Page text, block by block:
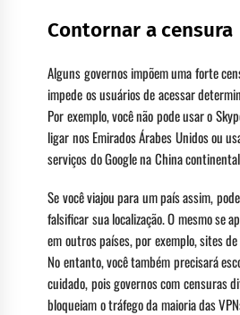
Contornar a censura
Alguns governos impõem uma forte
impede os usuários de acessar
Por exemplo, você não pode usar o
ligar nos Emirados Árabes Unidos ou
serviços do Google na China
Se você viajou para um país assim,
falsificar sua localização. O mesmo se
em outros países, por exemplo, sites
No entanto, você também precisará
cuidado, pois governos com censuras
bloqueiam o tráfego da maioria das